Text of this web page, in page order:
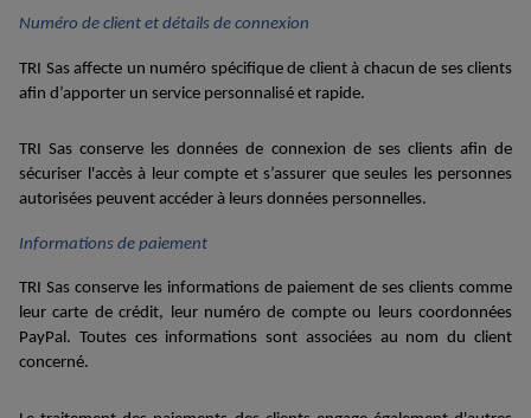
Numéro de client et détails de connexion
TRI Sas affecte un numéro spécifique de client à chacun de ses clients
afin d ’apporter un service personnalisé et rapide.
TRI Sas conserve les données de connexion de ses clients afin de
sécuriser l'accès à leur compte et s’assurer que seules les personnes
autorisées peuvent accéder à leurs données personnelles.
Informations de paiement
TRI Sas conserve les informations de paiement de ses clients comme
leur carte de crédit, leur numéro de compteou leurscoordonnées
PayPal. Toutes ces informations sont associées au nom du client
concerné.